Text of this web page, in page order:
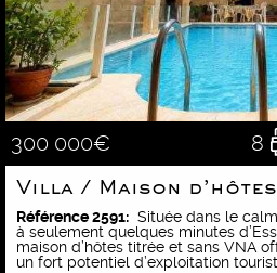
300 000€ 8
Référence 2591: Située dans le
à seulement quelques minutes
maison d’hôtes titrée et sans VNA
un fort potentiel d’exploitation